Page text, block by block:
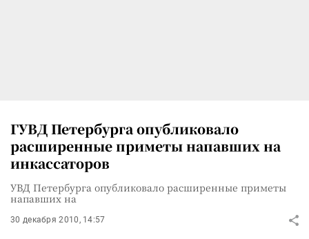
ГУВД Петербурга опубликовало
расширенные приметы напавших на
инкассаторов
УВД Петербурга опубликовало расширенные приметы
напавших на
30 декабря 2010, 14:57